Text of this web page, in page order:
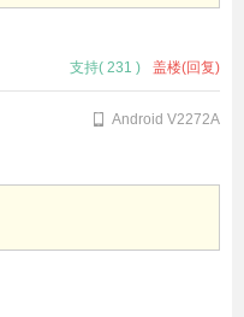
支持( 231 ) 盖楼(回复)
Android V2272A